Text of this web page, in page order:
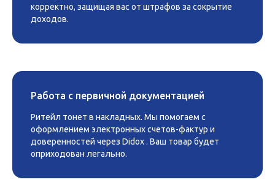
корректно, защищая вас от штрафов за сокрытие
доходов.
Работа с первичной документацией
Ритейл тонет в накладных. Мы помогаем с
оформлением электронных счетов-фактур и
доверенностей через Didox . Ваш товар будет
оприходован легально.